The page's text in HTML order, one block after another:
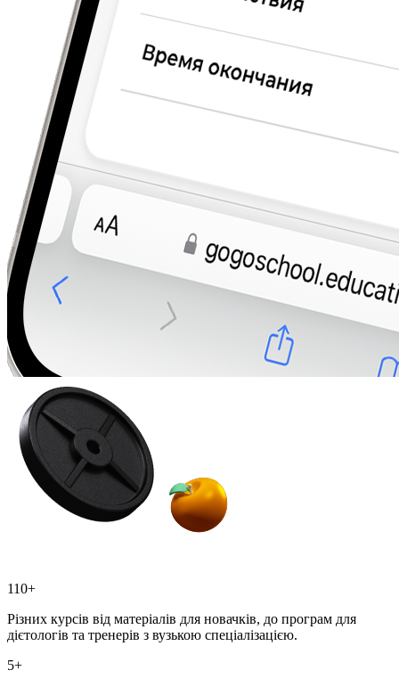
110+
Різних курсів від матеріалів для новачків, до програм для
дієтологів та тренерів з вузькою спеціалізацією.
5+